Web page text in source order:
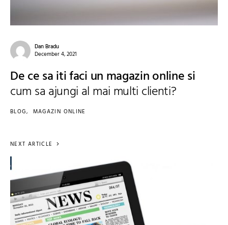
Dan Bradu
December 4, 2021
De ce sa iti faci un magazin online si
cum sa ajungi al mai multi clienti?
BLOG MAGAZIN ONLINE
NEXT ARTICLE